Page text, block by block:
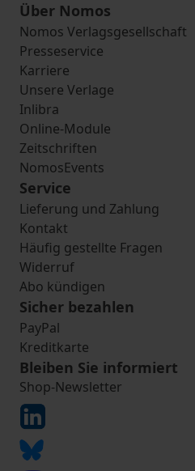
Über Nomos
Nomos Verlagsgesellschaft
Presseservice
Karriere
Unsere Verlage
Inlibra
Online-Module
Zeitschriften
NomosEvents
Service
Lieferung und Zahlung
Kontakt
Häufig gestellte Fragen
Widerruf
Abo kündigen
Sicher bezahlen
PayPal
Kreditkarte
Bleiben Sie informiert
Shop-Newsletter